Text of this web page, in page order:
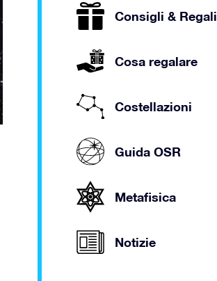
Consigli & Regali
Cosa regalare
Costellazioni
Guida OSR
Metafisica
Notizie